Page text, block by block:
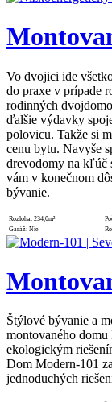
Vo dvojici ide
do praxe v prípade
rodinných
ďalšie výdavky
polovicu. Takže si
cenu bytu. Navyše
drevodomy na kľúč
vám v konečnom
bývanie.
Rozloha: 234,0m²
Garáž: Nie
Štýlové bývanie a
montovaného
ekologickým
Dom Modern-101
jednoduchých